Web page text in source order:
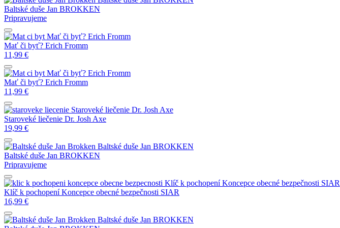
Baltské duše Jan BROKKEN
Pripravujeme
Mať či byť? Erich Fromm
Mať či byť? Erich Fromm
11,99 €
Mať či byť? Erich Fromm
Mať či byť? Erich Fromm
11,99 €
Staroveké liečenie Dr. Josh Axe
Staroveké liečenie Dr. Josh Axe
19,99 €
Baltské duše Jan BROKKEN
Baltské duše Jan BROKKEN
Pripravujeme
Klíč k pochopení Koncepce obecné bezpečnosti SIAR
Klíč k pochopení Koncepce obecné bezpečnosti SIAR
16,99 €
Baltské duše Jan BROKKEN